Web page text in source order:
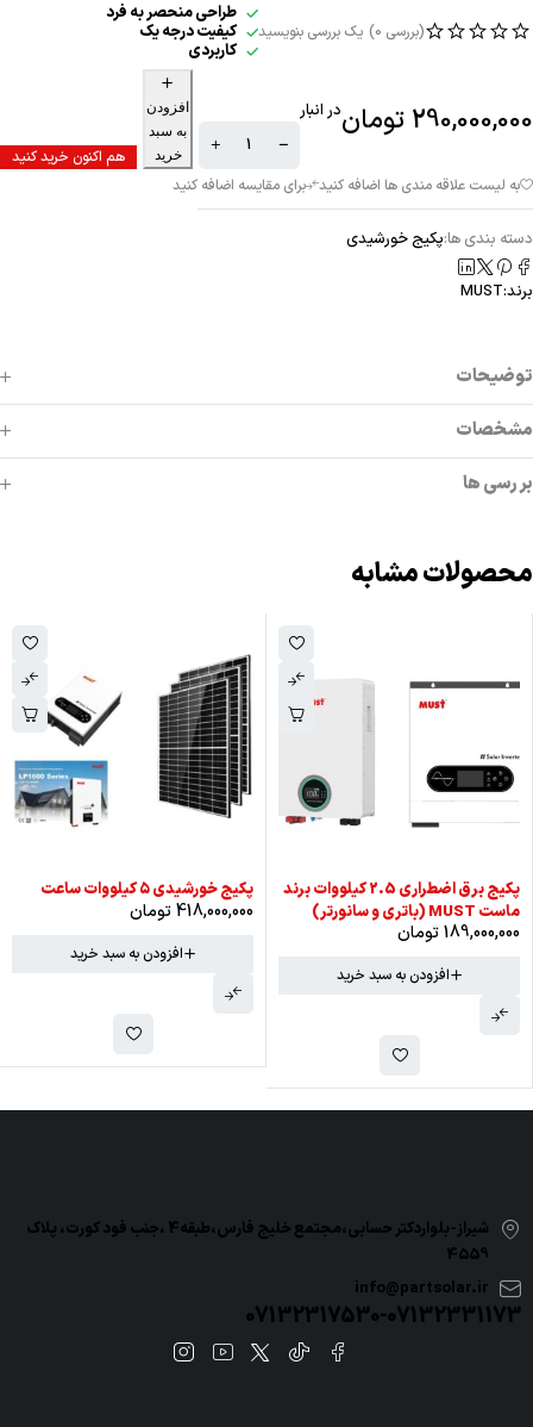
(بررسی 0) یک بررسی بنویسید
طراحی منحصر به فرد
کیفیت درجه یک
کاربردی
290,000,000 توماندر انبار
افزودن
به سبد
خرید
هم اکنون خرید کنید
دسته بندی ها:پکیج خورشیدی
برند:MUST
توضیحات
مشخصات
بررسی ها
محصولات مشابه
پکیج برق اضطراری 2.5 کیلووات برند
ماست MUST (باتری و سانورتر)
189,000,000تومان
افزودن به سبد خرید
پکیج خورشیدی ۵ کیلووات‌ ساعت
418,000,000تومان
افزودن به سبد خرید
شیراز-بلواردکتر حسابی،مجتمع خلیج فارس،طبقه4 ،جنب فود کورت، پلاک
4559
info@partsolar.ir
07132317530-07132331173